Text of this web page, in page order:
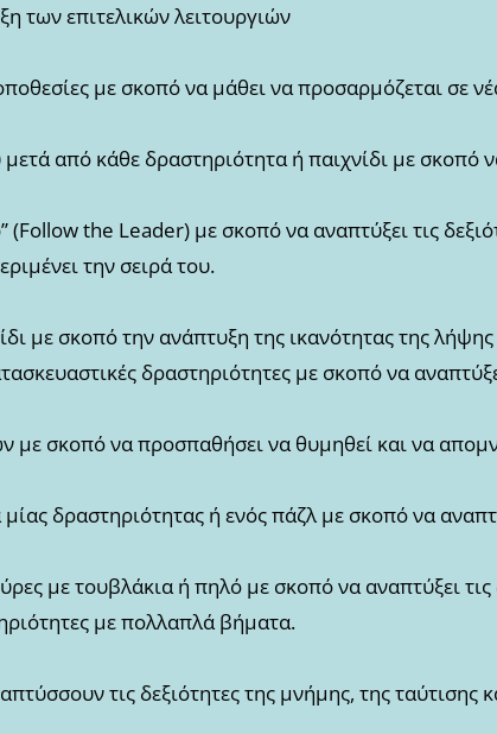
των επιτελικών λειτουργιών
με σκοπό να μάθει να προσαρμόζεται σε
από κάθε δραστηριότητα ή παιχνίδι με σκοπό
(Follow the Leader) με σκοπό να αναπτύξει τις
την σειρά του.
με σκοπό την ανάπτυξη της ικανότητας της
δραστηριότητες με σκοπό να
με σκοπό να προσπαθήσει να θυμηθεί και να
δραστηριότητας ή ενός πάζλ με σκοπό να
με τουβλάκια ή πηλό με σκοπό να αναπτύξει τις
με πολλαπλά βήματα.
τις δεξιότητες της μνήμης, της ταύτισης